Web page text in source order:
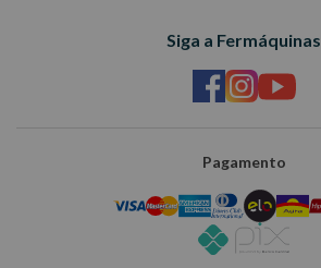
Siga a Fermáquinas
Pagamento